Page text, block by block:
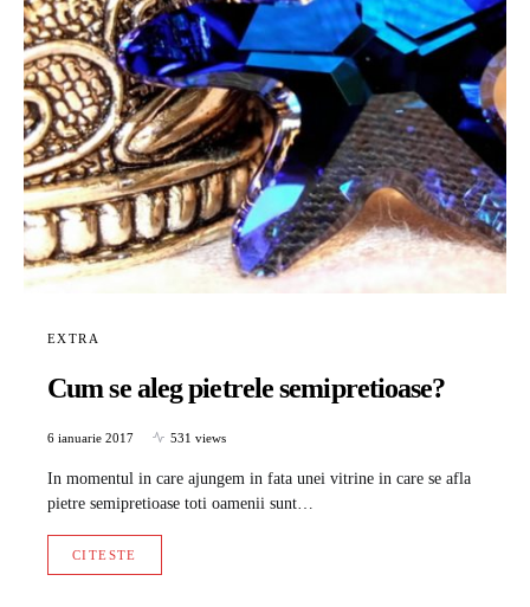
EXTRA
Cum se aleg pietrele semipretioase?
6 ianuarie 2017 531 views
In momentul in care ajungem in fata unei vitrine in care se afla
pietre semipretioase toti oamenii sunt…
CITESTE